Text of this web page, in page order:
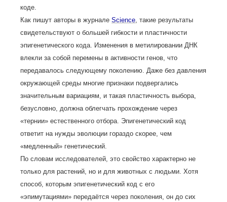
коде.
Как пишут авторы в журнале Science , такие результаты
свидетельствуют о большей гибкости и пластичности
эпигенетического кода. Изменения в метилировании ДНК
влекли за собой перемены в активности генов, что
передавалось следующему поколению. Даже без давления
окружающей среды многие признаки подвергались
значительным вариациям, и такая пластичность выбора,
безусловно, должна облегчать прохождение через
«тернии» естественного отбора. Эпигенетический код
ответит на нужды эволюции гораздо скорее, чем
«медленный» генетический.
По словам исследователей, это свойство характерно не
только для растений, но и для животных с людьми. Хотя
способ, которым эпигенетический код с его
«эпимутациями» передаётся через поколения, он до сих